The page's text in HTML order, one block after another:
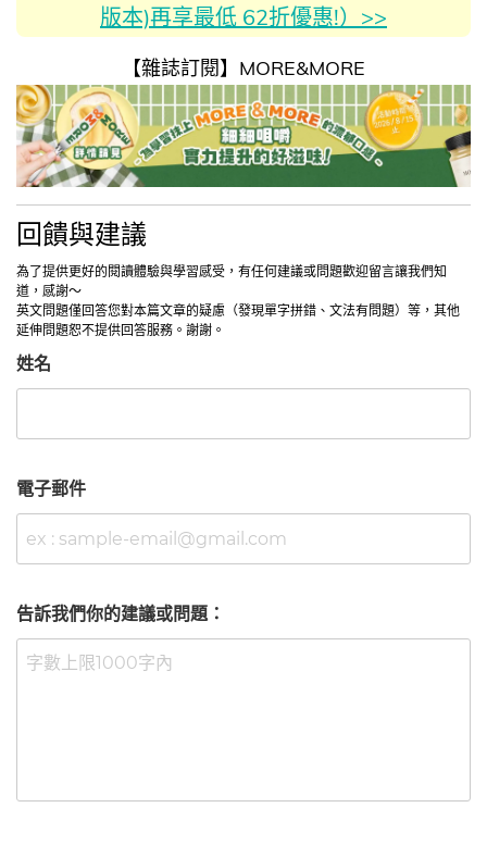
版本)再享最低 62折優惠!）>>
【雜誌訂閱】MORE&MORE
回饋與建議
為了提供更好的閱讀體驗與學習感受，有任何建議或問題歡迎留言讓我們知
道，感謝～
英文問題僅回答您對本篇文章的疑慮（發現單字拼錯、文法有問題）等，其他
延伸問題恕不提供回答服務。謝謝。
姓名
電子郵件
告訴我們你的建議或問題：